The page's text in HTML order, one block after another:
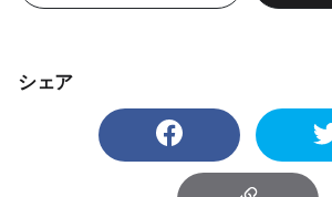
シェア